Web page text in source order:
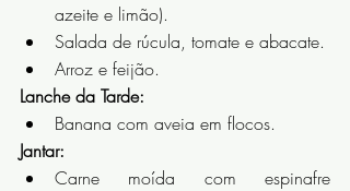
azeite e limão).
Salada de rúcula, tomate e abacate.
Arroz e feijão.
Lanche da Tarde:
Banana com aveia em flocos.
Jantar:
Carne moída com espinafre